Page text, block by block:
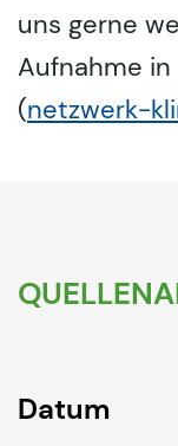
uns gerne
Aufnahme
(netzwerk-
Datum